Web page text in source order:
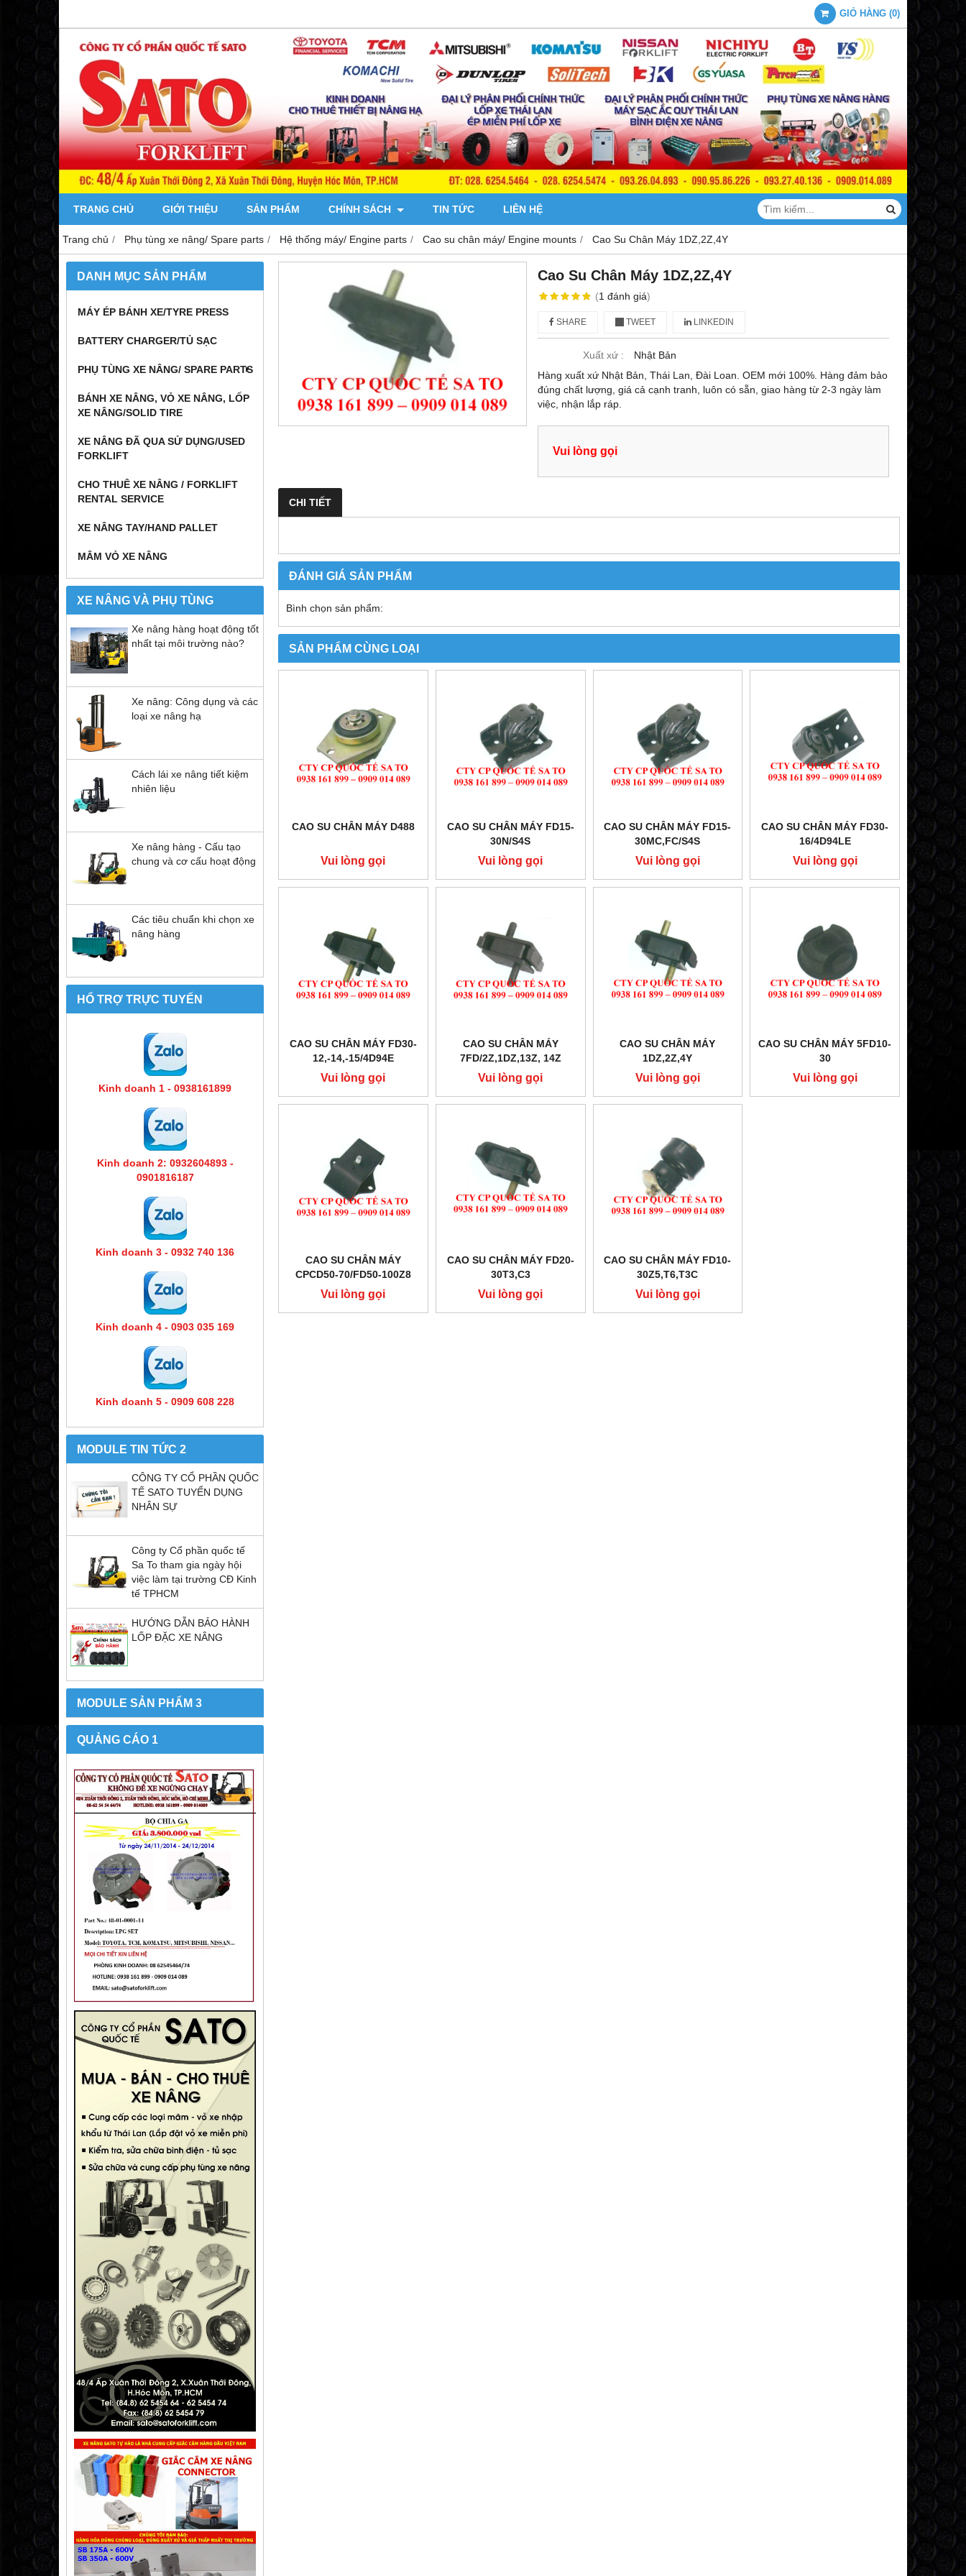
GIỎ HÀNG (0)
TRANG CHỦ GIỚI THIỆU SẢN PHẨM CHÍNH SÁCH TIN TỨC LIÊN HỆ
Trang chủ Phụ tùng xe nâng/ Spare parts Hệ thống máy/ Engine parts Cao su chân máy/ Engine mounts Cao Su Chân Máy 1DZ,2Z,4Y
DANH MỤC SẢN PHẨM
MÁY ÉP BÁNH XE/TYRE PRESS
BATTERY CHARGER/TỦ SẠC
PHỤ TÙNG XE NÂNG/ SPARE PARTS
BÁNH XE NÂNG, VỎ XE NÂNG, LỐP
XE NÂNG/SOLID TIRE
XE NÂNG ĐÃ QUA SỬ DỤNG/USED
FORKLIFT
CHO THUÊ XE NÂNG / FORKLIFT
RENTAL SERVICE
XE NÂNG TAY/HAND PALLET
MÂM VỎ XE NÂNG
XE NÂNG VÀ PHỤ TÙNG
Xe nâng hàng hoạt động tốt
nhất tại môi trường nào?
Xe nâng: Công dụng và các
loại xe nâng hạ
Cách lái xe nâng tiết kiệm
nhiên liệu
Xe nâng hàng - Cấu tạo
chung và cơ cấu hoạt động
Các tiêu chuẩn khi chọn xe
nâng hàng
HỔ TRỢ TRỰC TUYẾN
Kinh doanh 1 - 0938161899
Kinh doanh 2: 0932604893 -
0901816187
Kinh doanh 3 - 0932 740 136
Kinh doanh 4 - 0903 035 169
Kinh doanh 5 - 0909 608 228
MODULE TIN TỨC 2
CÔNG TY CỔ PHẦN QUỐC
TẾ SATO TUYỂN DỤNG
NHÂN SỰ
Công ty Cổ phần quốc tế
Sa To tham gia ngày hội
việc làm tại trường CĐ Kinh
tế TPHCM
HƯỚNG DẪN BẢO HÀNH
LỐP ĐẶC XE NÂNG
MODULE SẢN PHẨM 3
QUẢNG CÁO 1
Cao Su Chân Máy 1DZ,2Z,4Y
(1 đánh giá)
SHARE TWEET LINKEDIN
Xuất xứ :
Nhật Bản
Hàng xuất xứ Nhật Bản, Thái Lan, Đài Loan. OEM mới 100%. Hàng đảm bảo
đúng chất lượng, giá cả cạnh tranh, luôn có sẵn, giao hàng từ 2-3 ngày làm
việc, nhận lắp ráp.
Vui lòng gọi
CHI TIẾT
ĐÁNH GIÁ SẢN PHẨM
Bình chọn sản phẩm:
SẢN PHẨM CÙNG LOẠI
CAO SU CHÂN MÁY D488
Vui lòng gọi
CAO SU CHÂN MÁY FD15-
30N/S4S
Vui lòng gọi
CAO SU CHÂN MÁY FD15-
30MC,FC/S4S
Vui lòng gọi
CAO SU CHÂN MÁY FD30-
16/4D94LE
Vui lòng gọi
CAO SU CHÂN MÁY FD30-
12,-14,-15/4D94E
Vui lòng gọi
CAO SU CHÂN MÁY
7FD/2Z,1DZ,13Z, 14Z
Vui lòng gọi
CAO SU CHÂN MÁY
1DZ,2Z,4Y
Vui lòng gọi
CAO SU CHÂN MÁY 5FD10-
30
Vui lòng gọi
CAO SU CHÂN MÁY
CPCD50-70/FD50-100Z8
Vui lòng gọi
CAO SU CHÂN MÁY FD20-
30T3,C3
Vui lòng gọi
CAO SU CHÂN MÁY FD10-
30Z5,T6,T3C
Vui lòng gọi